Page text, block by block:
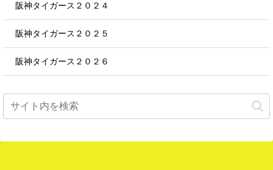
阪神タイガース２０２４
阪神タイガース２０２５
阪神タイガース２０２６